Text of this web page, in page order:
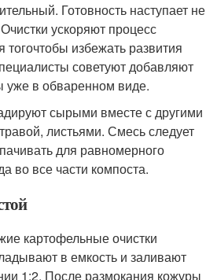
Готовность наступает не
ускоряют процесс
избежать развития
советуют добавляют
уже в обваренном виде.
сырыми вместе с другими
листьями. Смесь следует
для равномерного
во все части компоста.
картофельные очистки
в емкость и заливают
1:2. После размокания кожуры